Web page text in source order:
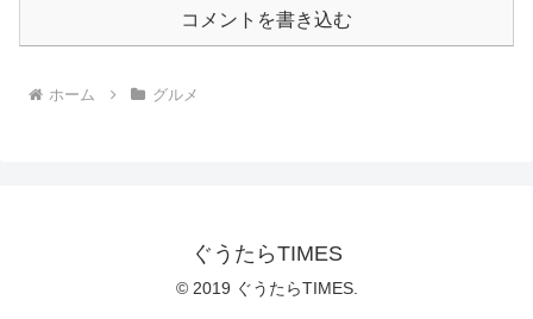
コメントを書き込む
ホーム グルメ
ぐうたらTIMES
© 2019 ぐうたらTIMES.